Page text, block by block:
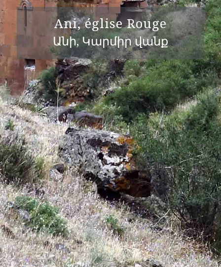
Ani, église Rouge
Անի, Կարմիր վանք